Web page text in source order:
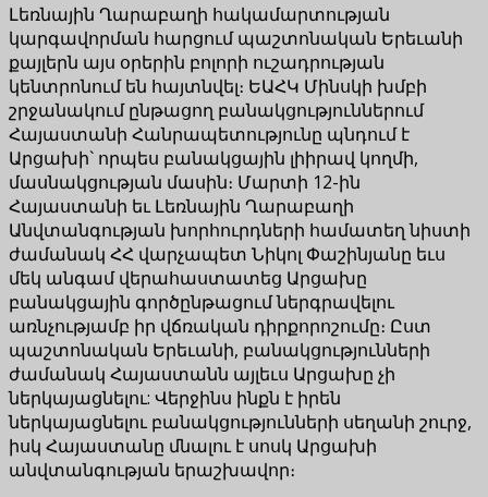
Լեռնային Ղարաբաղի հակամարտության
կարգավորման հարցում պաշտոնական Երեւանի
քայլերն այս օրերին բոլորի ուշադրության
կենտրոնում են հայտնվել։ ԵԱՀԿ Մինսկի խմբի
շրջանակում ընթացող բանակցություններում
Հայաստանի Հանրապետությունը պնդում է
Արցախի` որպես բանակցային լիիրավ կողմի,
մասնակցության մասին։ Մարտի 12-ին
Հայաստանի եւ Լեռնային Ղարաբաղի
Անվտանգության խորհուրդների համատեղ նիստի
ժամանակ ՀՀ վարչապետ Նիկոլ Փաշինյանը եւս
մեկ անգամ վերահաստատեց Արցախը
բանակցային գործընթացում ներգրավելու
առնչությամբ իր վճռական դիրքորոշումը։ Ըստ
պաշտոնական Երեւանի, բանակցությունների
ժամանակ Հայաստանն այլեւս Արցախը չի
ներկայացնելու: Վերջինս ինքն է իրեն
ներկայացնելու բանակցությունների սեղանի շուրջ,
իսկ Հայաստանը մնալու է սոսկ Արցախի
անվտանգության երաշխավոր։